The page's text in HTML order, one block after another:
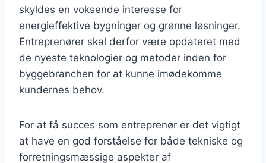
skyldes en voksende interesse for
energieffektive bygninger og grønne løsninger.
Entreprenører skal derfor være opdateret med
de nyeste teknologier og metoder inden for
byggebranchen for at kunne imødekomme
kundernes behov.
For at få succes som entreprenør er det vigtigt
at have en god forståelse for både tekniske og
forretningsmæssige aspekter af